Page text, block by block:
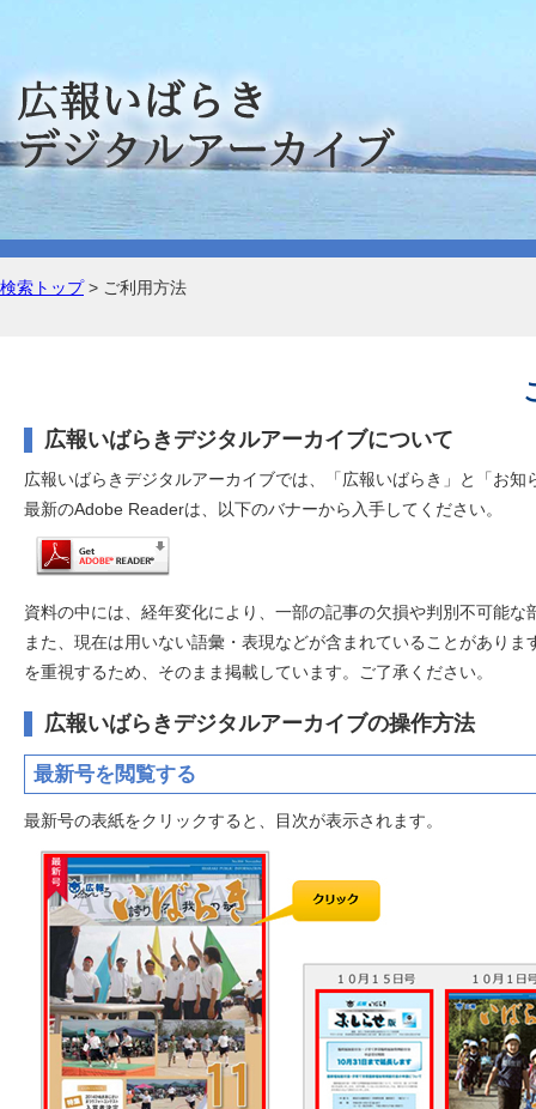
検索トップ> ご利用方法
広報いばらきデジタルアーカイブについて
広報いばらきデジタルアーカイブでは、「広報いばらき」と「お
最新のAdobe Readerは、以下のバナーから入手してください。
資料の中には、経年変化により、一部の記事の欠損や判別不可能な
また、現在は用いない語彙・表現などが含まれていることがあり
を重視するため、そのまま掲載しています。ご了承ください。
広報いばらきデジタルアーカイブの操作方法
最新号を閲覧する
最新号の表紙をクリックすると、目次が表示されます。